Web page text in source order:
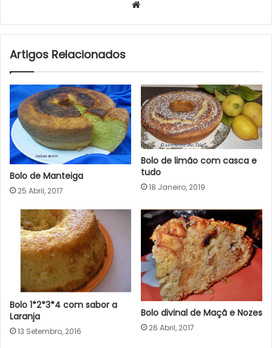
Artigos Relacionados
Bolo de Manteiga
25 Abril, 2017
Bolo de limão com casca e
tudo
18 Janeiro, 2019
Bolo 1*2*3*4 com sabor a
Laranja
13 Setembro, 2016
Bolo divinal de Maçã e Nozes
26 Abril, 2017